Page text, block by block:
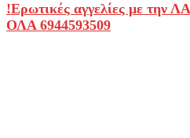
!Ερωτικές αγγελίες με
ΟΛΑ 6944593509